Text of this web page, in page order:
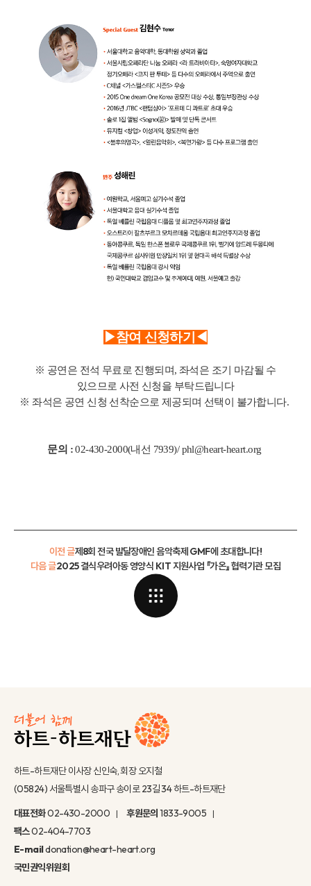
▶참여 신청하기◀
※ 공연은 전석 무료로 진행되며, 좌석은 조기 마감될 수
있으므로 사전 신청을 부탁드립니다
※ 좌석은 공연 신청 선착순으로 제공되며 선택이 불가합니다.
문의 :02-430-2000(내선 7939)/ phl@heart-heart.org
이전 글제8회 전국 발달장애인 음악축제 GMF에 초대합니다!
2025 결식우려아동 영양식 KIT 지원사업 『가온』 협력기관 모집
다음 글
하트-하트재단 이사장 신인숙, 회장 오지철
(05824) 서울특별시 송파구 송이로 23길 34 하트-하트재단
대표전화02-430-2000 후원문의1833-9005
팩스02-404-7703
E-maildonation@heart-heart.org
국민권익위원회